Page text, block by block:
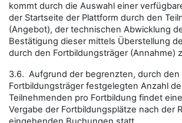
kommt durch die Auswahl einer
der Startseite der Plattform durch den
(Angebot), der technischen Abwicklung
Bestätigung dieser mittels Überstellung
durch den Fortbildungsträger (Annahme)
3.6. Aufgrund der begrenzten, durch den
Fortbildungsträger festgelegten Anzahl
Teilnehmenden pro Fortbildung findet
Vergabe der Fortbildungsplätze nach der